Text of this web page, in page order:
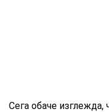
Сега обаче